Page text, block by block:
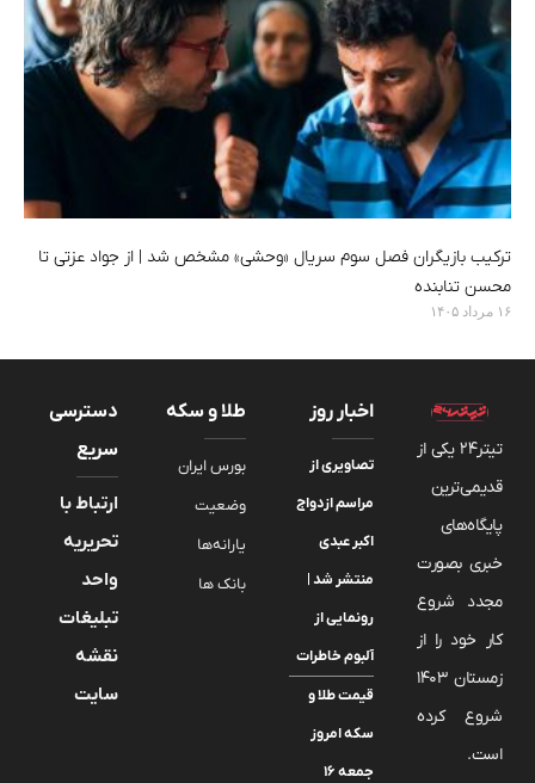
ترکیب بازیگران فصل سوم سریال «وحشی» مشخص شد | از جواد عزتی تا
محسن تنابنده
۱۶ مرداد ۱۴۰۵
تیتر24 یکی از
قدیمی‌ترین
پایگاه‌های
خبری بصورت
مجدد شروع
کار خود را از
زمستان 1403
شروع کرده
است.
اخبار روز
تصاویری از
مراسم ازدواج
اکبر عبدی
منتشر شد |
رونمایی از
آلبوم خاطرات
قیمت طلا و
سکه امروز
جمعه ۱۶
طلا و سکه
بورس ایران
وضعیت
یارانه‌ها
بانک ها
دسترسی
سریع
ارتباط با
تحریریه
واحد
تبلیغات
نقشه
سایت